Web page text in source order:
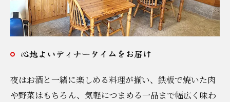
心地よいディナータイムをお届け
夜はお酒と一緒に楽しめる料理が揃い、鉄板で焼いた肉
や野菜はもちろん、気軽につまめる一品まで幅広く味わ